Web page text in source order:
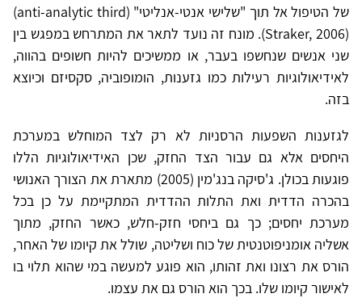
של הטיפול אל תוך "שלישי אנטי-אנליטי" (anti-analytic third)
(Straker, 2006). מונח זה נועד לתאר את המתרחש במפגש בין
שני אנשים שנחשפו בעבר, או ממשיכים להיות חשופים בהווה,
לאידיאולוגיות רעילות כמו גזענות, הומופוביה, סקסיזם וכיוצא
בזה.
לגזענות השפעות הרסניות לא רק לצד המוחלש במערכת
היחסים אלא גם עבור הצד החזק, שכן האידיאולוגיות הללו
פוגעות בכולן. ג'סיקה בנג'מין (2005) מתארת את הצורך האנושי
בהכרה הדדית ואת התלות ההדדית המתקיימת על כן בכל
מערכת יחסים; כך גם ביחסי חזק-חלש, כאשר החזק, מתוך
אשליה אומניפוטנטית של כוח ושליטה, שולל את קיומו של האחר,
הורס את רצונו ואת זהותו, הוא פוגע למעשה במי שהוא תלוי בו
לאישור קיומו שלו. בכך הוא הורס גם את עצמו.